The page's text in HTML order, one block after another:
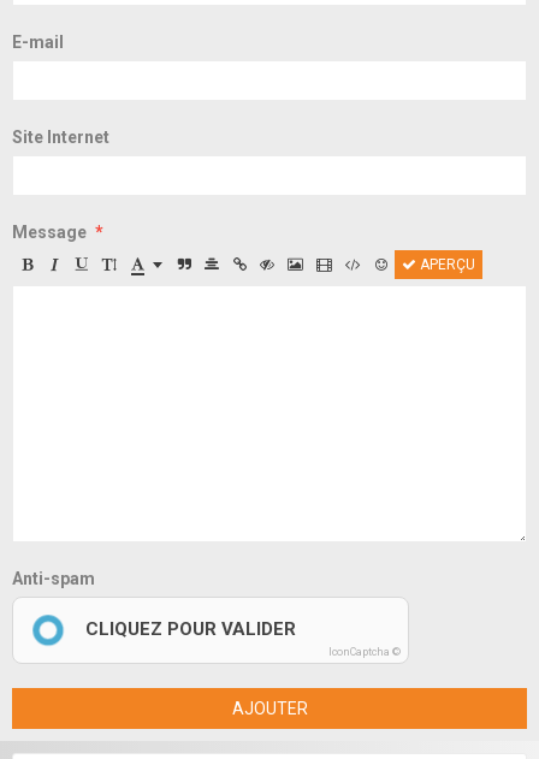
E-mail
Site Internet
Message
APERÇU
Anti-spam
CLIQUEZ POUR VALIDER
IconCaptcha ©
AJOUTER